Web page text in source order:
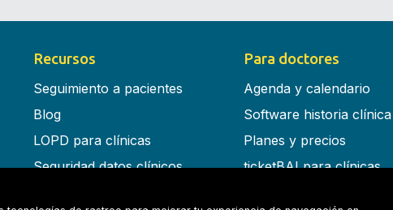
Recursos
Seguimiento a pacientes
Blog
LOPD para clínicas
Seguridad datos clínicos
Para doctores
Agenda y calendario
Software historia clínica
Planes y precios
ticketBAI para clínicas